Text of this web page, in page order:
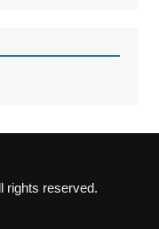
rights reserved.